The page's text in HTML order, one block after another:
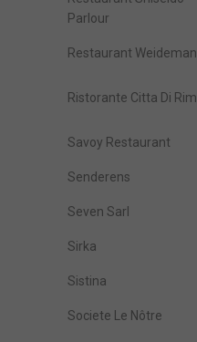
Parlour
Restaurant
Ristorante Citta Di
Savoy Restaurant
Senderens
Seven Sarl
Sirka
Sistina
Societe Le Nôtre